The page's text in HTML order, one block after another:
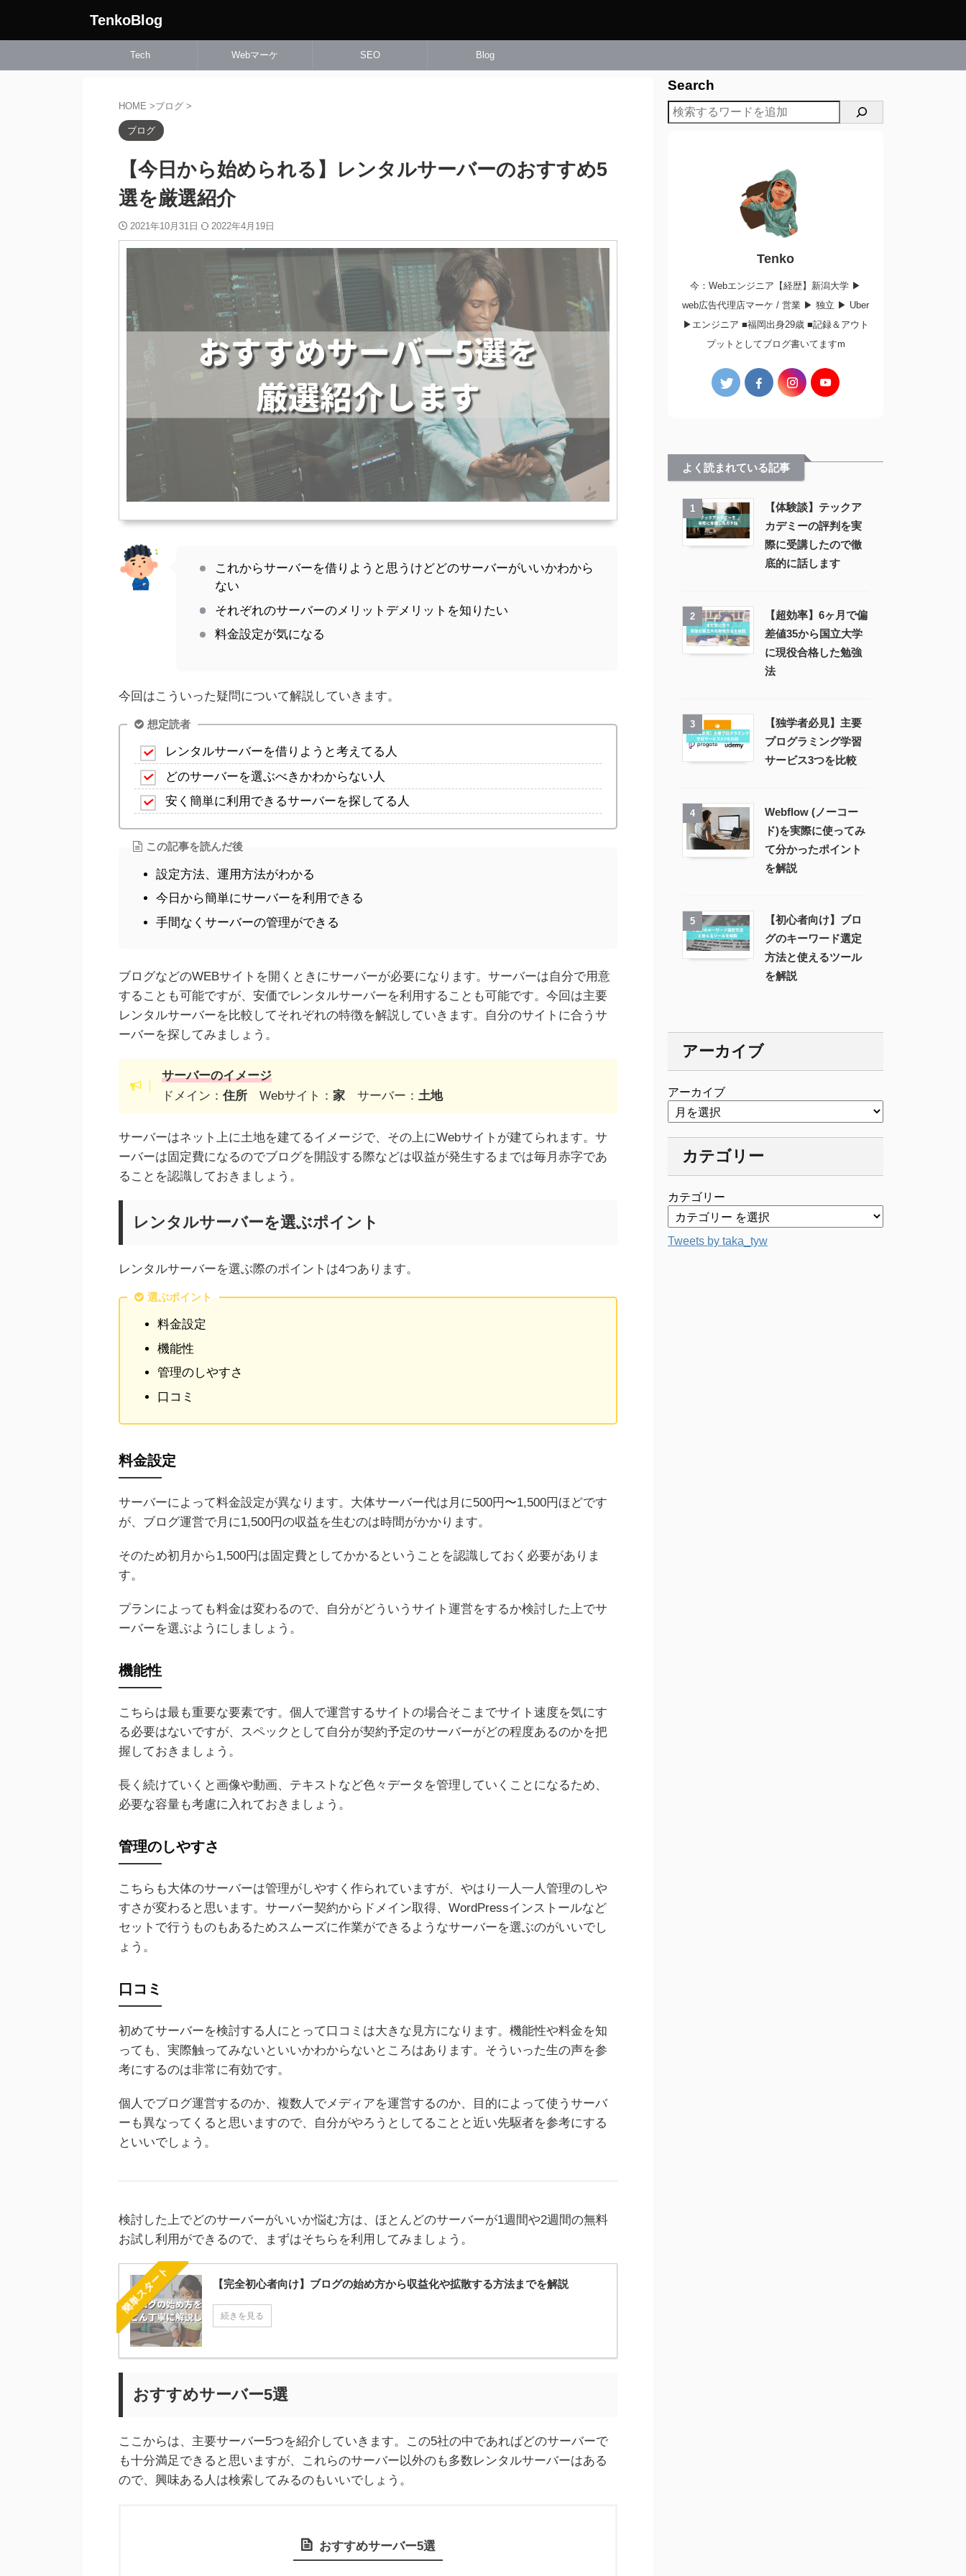
TenkoBlog
Tech Webマーケ SEO Blog
HOME >ブログ >
ブログ
【今日から始められる】レンタルサーバーのおすすめ5
選を厳選紹介
2021年10月31日 2022年4月19日
これからサーバーを借りようと思うけどどのサーバーがいいかわから
ない
それぞれのサーバーのメリットデメリットを知りたい
料金設定が気になる
今回はこういった疑問について解説していきます。
想定読者
レンタルサーバーを借りようと考えてる人
どのサーバーを選ぶべきかわからない人
安く簡単に利用できるサーバーを探してる人
この記事を読んだ後
設定方法、運用方法がわかる
今日から簡単にサーバーを利用できる
手間なくサーバーの管理ができる
ブログなどのWEBサイトを開くときにサーバーが必要になります。サーバーは自分で用意
することも可能ですが、安価でレンタルサーバーを利用することも可能です。今回は主要
レンタルサーバーを比較してそれぞれの特徴を解説していきます。自分のサイトに合うサ
ーバーを探してみましょう。
サーバーのイメージ
ドメイン：住所 Webサイト：家 サーバー： 土地
サーバーはネット上に土地を建てるイメージで、その上にWebサイトが建てられます。サ
ーバーは固定費になるのでブログを開設する際などは収益が発生するまでは毎月赤字であ
ることを認識しておきましょう。
レンタルサーバーを選ぶポイント
レンタルサーバーを選ぶ際のポイントは4つあります。
選ぶポイント
料金設定
機能性
管理のしやすさ
口コミ
料金設定
サーバーによって料金設定が異なります。大体サーバー代は月に500円〜1,500円ほどです
が、ブログ運営で月に1,500円の収益を生むのは時間がかかります。
そのため初月から1,500円は固定費としてかかるということを認識しておく必要がありま
す。
プランによっても料金は変わるので、自分がどういうサイト運営をするか検討した上でサ
ーバーを選ぶようにしましょう。
機能性
こちらは最も重要な要素です。個人で運営するサイトの場合そこまでサイト速度を気にす
る必要はないですが、スペックとして自分が契約予定のサーバーがどの程度あるのかを把
握しておきましょう。
長く続けていくと画像や動画、テキストなど色々データを管理していくことになるため、
必要な容量も考慮に入れておきましょう。
管理のしやすさ
こちらも大体のサーバーは管理がしやすく作られていますが、やはり一人一人管理のしや
すさが変わると思います。サーバー契約からドメイン取得、WordPressインストールなど
セットで行うものもあるためスムーズに作業ができるようなサーバーを選ぶのがいいでし
ょう。
口コミ
初めてサーバーを検討する人にとって口コミは大きな見方になります。機能性や料金を知
っても、実際触ってみないといいかわからないところはあります。そういった生の声を参
考にするのは非常に有効です。
個人でブログ運営するのか、複数人でメディアを運営するのか、目的によって使うサーバ
ーも異なってくると思いますので、自分がやろうとしてることと近い先駆者を参考にする
といいでしょう。
検討した上でどのサーバーがいいか悩む方は、ほとんどのサーバーが1週間や2週間の無料
お試し利用ができるので、まずはそちらを利用してみましょう。
簡単スタート 【完全初心者向け】ブログの始め方から収益化や拡散する方法までを解説
続きを見る
おすすめサーバー5選
ここからは、主要サーバー5つを紹介していきます。この5社の中であればどのサーバーで
も十分満足できると思いますが、これらのサーバー以外のも多数レンタルサーバーはある
ので、興味ある人は検索してみるのもいいでしょう。
おすすめサーバー5選
Search
Tenko
今：Webエンジニア【経歴】新潟大学 ▶︎
web広告代理店マーケ / 営業 ▶︎ 独立 ▶︎ Uber
▶︎エンジニア ■福岡出身29歳 ■記録＆アウト
プットとしてブログ書いてますm
よく読まれている記事
1
【体験談】テックア
カデミーの評判を実
際に受講したので徹
底的に話します
2
【超効率】6ヶ月で偏
差値35から国立大学
に現役合格した勉強
法
3
【独学者必見】主要
プログラミング学習
サービス3つを比較
4
Webflow (ノーコー
ド)を実際に使ってみ
て分かったポイント
を解説
5
【初心者向け】ブロ
グのキーワード選定
方法と使えるツール
を解説
アーカイブ
アーカイブ
カテゴリー
カテゴリー
Tweets by taka_tyw